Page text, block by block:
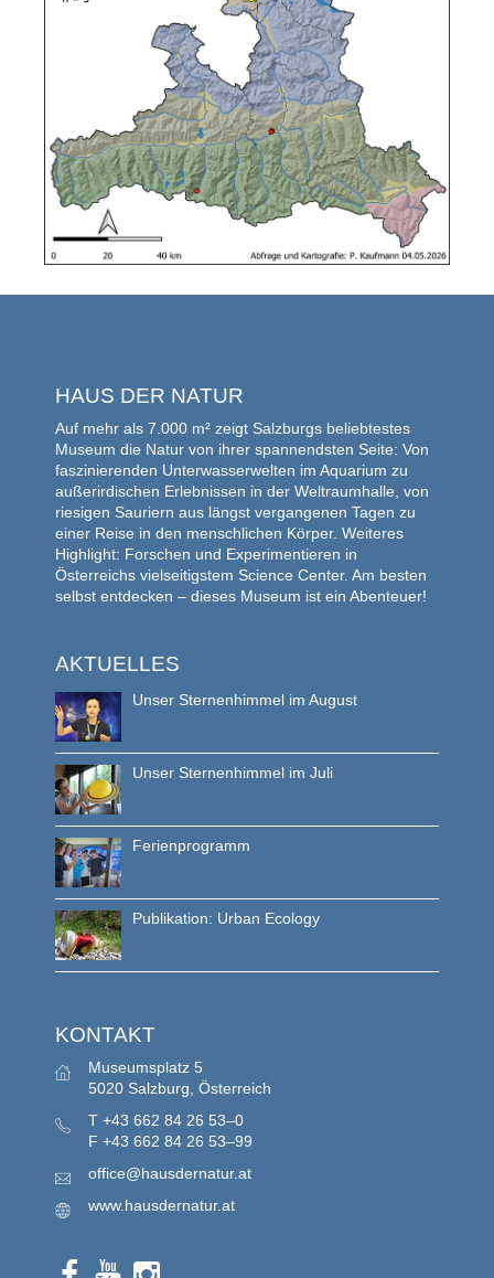
HAUS DER NATUR
Auf mehr als 7.000 m² zeigt Salzburgs beliebtestes
Museum die Natur von ihrer spannendsten Seite: Von
faszinierenden Unterwasserwelten im Aquarium zu
außerirdischen Erlebnissen in der Weltraumhalle, von
riesigen Sauriern aus längst vergangenen Tagen zu
einer Reise in den menschlichen Körper. Weiteres
Highlight: Forschen und Experimentieren in
Österreichs vielseitigstem Science Center. Am besten
selbst entdecken – dieses Museum ist ein Abenteuer!
AKTUELLES
Unser Sternenhimmel im August
Unser Sternenhimmel im Juli
Ferienprogramm
Publikation: Urban Ecology
KONTAKT
Museumsplatz 5
5020 Salzburg, Österreich
T +43 662 84 26 53–0
F +43 662 84 26 53–99
office@hausdernatur.at
www.hausdernatur.at